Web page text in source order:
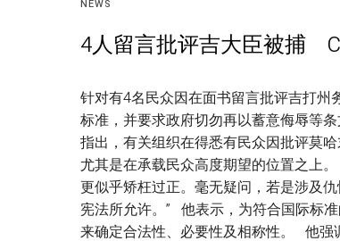
NEWS
4人留言批评吉大臣被捕
针对有4名民众因在面书留言批评吉打
标准，并要求政府切勿再以蓄意侮辱等
指出，有关组织在得悉有民众因批评莫
尤其是在承载民众高度期望的位置之上
更似乎矫枉过正。毫无疑问，若是涉及
宪法所允许。” 他表示，为符合国际标
来确定合法性、必要性及相称性。 他强